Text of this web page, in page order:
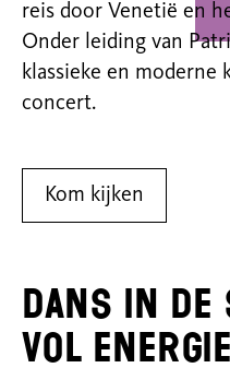
reis door Venetië en
Onder leiding van
klassieke en moderne
concert.
Kom kijken
Dans in de
vol energie